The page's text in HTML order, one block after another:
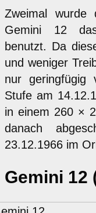
Zweimal wurde
Gemini 12
benutzt. Da
und weniger
nur geringfügig
Stufe am
in einem 260 ×
danach
23.12.1966 im
Gemini 12